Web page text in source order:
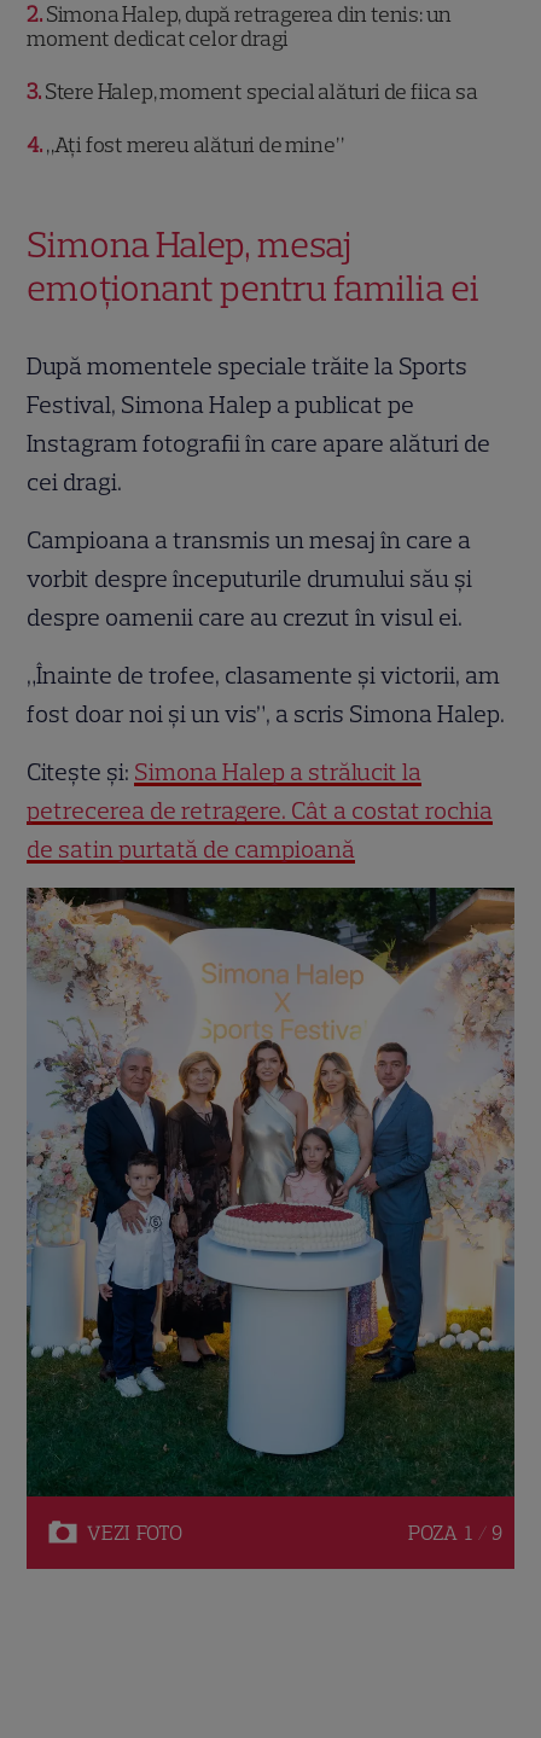
2 Simona Halep, după retragerea din tenis: un
moment dedicat celor dragi
3 Stere Halep, moment special alături de fiica sa
4 „Ați fost mereu alături de mine”
Simona Halep, mesaj
emoționant pentru familia ei
După momentele speciale trăite la Sports
Festival, Simona Halep a publicat pe
Instagram fotografii în care apare alături de
cei dragi.
Campioana a transmis un mesaj în care a
vorbit despre începuturile drumului său și
despre oamenii care au crezut în visul ei.
„Înainte de trofee, clasamente și victorii, am
fost doar noi și un vis”, a scris Simona Halep.
Citește și: Simona Halep a strălucit la
petrecerea de retragere. Cât a costat rochia
de satin purtată de campioană
VEZI FOTO POZA 1 / 9